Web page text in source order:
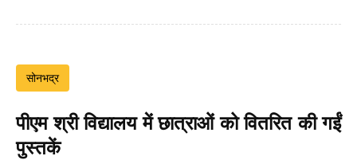
सोनभद्र
पीएम श्री विद्यालय में छात्राओं को वितरित की गईं
पुस्तकें